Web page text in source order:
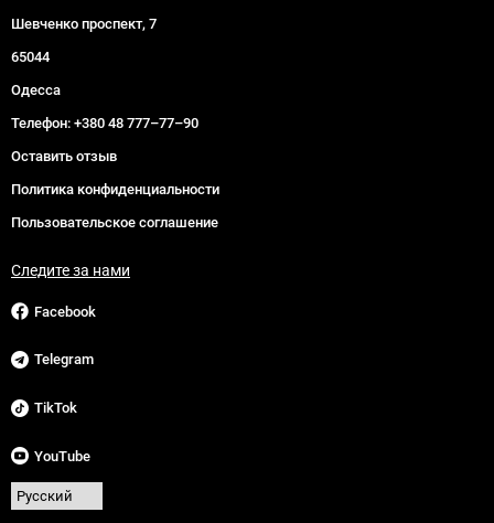
Шевченко проспект, 7
65044
Одесса
Телефон: +380 48 777–77–90
Оставить отзыв
Политика конфиденциальности
Пользовательское соглашение
Следите за нами
Facebook
Telegram
TikTok
YouTube